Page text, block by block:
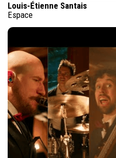
Louis-Étienne Santais
Espace